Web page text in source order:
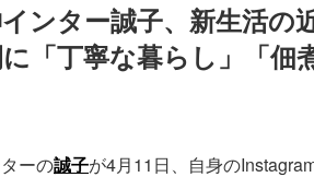
ンター誠子、新生活の
「丁寧な暮らし」「佃
ーの誠子が4月11日、自身の